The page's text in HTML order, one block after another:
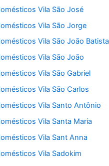
Vila São José
Vila São Jorge
Vila São João Batista
Vila São João
Vila São Gabriel
Vila São Carlos
Vila Santo Antônio
Vila Santa Maria
Vila Sant Anna
Vila Sadokim